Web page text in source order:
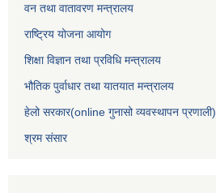
वन तथा वातावरण मन्त्रालय
राष्ट्रिय योजना आयोग
शिक्षा विज्ञान तथा प्रविधि मन्त्रालय
भौतिक पुर्वाधार तथा यातयात मन्त्रालय
हेलो सरकार(online गुनासो व्यवस्थापन प्रणाली)
श्रम संसार